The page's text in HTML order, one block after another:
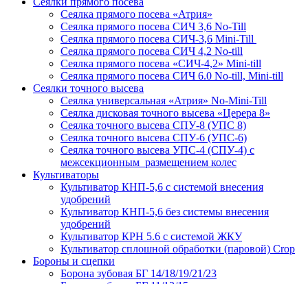
Сеялка прямого посева «Атрия»
Сеялка прямого посева СИЧ 3,6 No-Till
Сеялка прямого посева СИЧ-3,6 Mini-Till
Сеялка прямого посева СИЧ 4,2 No-till
Сеялка прямого посева «СИЧ-4,2» Mini-till
Сеялка прямого посева СИЧ 6.0 No-till, Mini-till
Сеялки точного высева
Сеялка универсальная «Атрия» No-Mini-Till
Сеялка дисковая точного высева «Церера 8»
Сеялка точного высева СПУ-8 (УПС 8)
Сеялка точного высева СПУ-6 (УПС-6)
Сеялка точного высева УПС-4 (СПУ-4) с
межсекционным размещением колес
Культиваторы
Культиватор КНП-5,6 с системой внесения
удобрений
Культиватор КНП-5,6 без системы внесения
удобрений
Культиватор КРН 5.6 с системой ЖКУ
Культиватор сплошной обработки (паровой) Crop
Бороны и сцепки
Борона зубовая БГ 14/18/19/21/23